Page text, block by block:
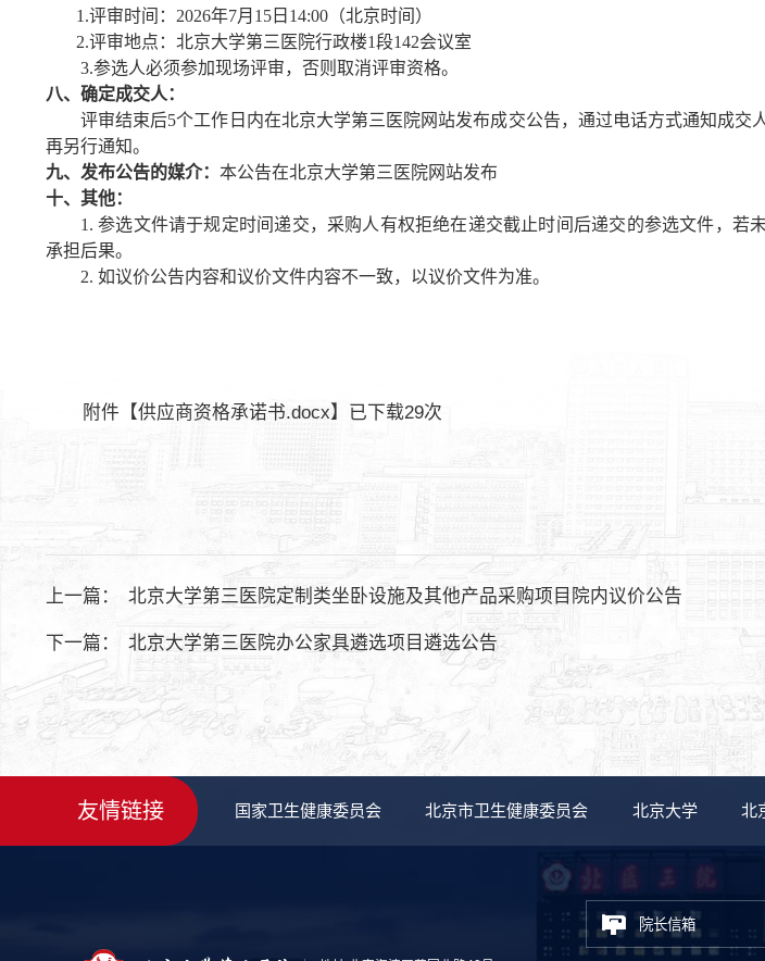
1.评审时间：2026年7月 15 日 14:00（北京时间）
2.评审地点：北京大学第三医院行政楼1段142会议室
3.参选人必须参加现场评审，否则取消评审资格。
八、确定成交人 ：
评审结束后5个工作日内在北京大学第三医院网站发布成交公告，通过电话方式通知成交
再另行通知。
九、发布公告的媒介： 本公告在北京大学第三医院网站发布
十、其他：
1. 参选文件请于规定时间递交，采购人有权拒绝在递交截止时间后递交的参选文件，若
承担后果。
2. 如议价公告内容和议价文件内容不一致，以议价文件为准。
附件【供应商资格承诺书.docx】已下载29次
上一篇： 北京大学第三医院定制类坐卧设施及其他产品采购项目院内议价公告
下一篇： 北京大学第三医院办公家具遴选项目遴选公告
友情链接 国家卫生健康委员会 北京市卫生健康委员会 北京大学 北
院长信箱